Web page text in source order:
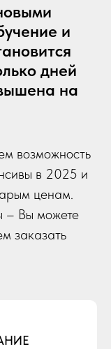
и
дней
на
возможность
в 2025 и
ценам.
– Вы можете
заказать